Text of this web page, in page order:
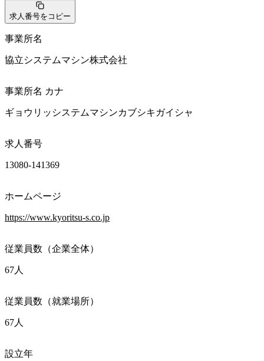
求人番号をコピー
事業所名
協立システムマシン株式会社
事業所名 カナ
ギョウリッシステムマシンカブシキガイシャ
求人番号
13080-141369
ホームページ
https://www.kyoritsu-s.co.jp
従業員数（企業全体）
67人
従業員数（就業場所）
67人
設立年